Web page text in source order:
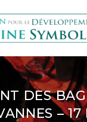
DES
– 17